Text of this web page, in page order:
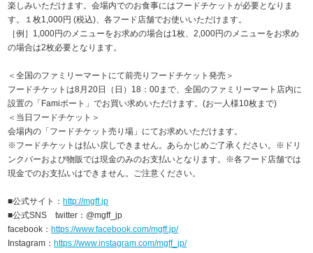
楽しみいただけます。会場内でのお食事にはフードチケットが必要となりま
す。１枚1,000円 (税込)、各フード店舗でお使いいただけます。
［例］1,000円のメニューをお求めの場合は1枚、2,000円のメニューをお求め
の場合は2枚必要となります。
＜全国のファミリーマートにて前売りフードチケット発売＞
フードチケットは8月20日（日）18：00まで、全国のファミリーマート店内に
設置の「Famiポート」でお買い求めいただけます。(お一人様10枚まで)
＜当日フードチケット＞
会場内の「フードチケット売り場」にてお求めいただけます。
※フードチケットは払い戻しできません。あらかじめご了承ください。※ドリ
ンクバーおよび物販では現金のみのお支払いとなります。※各フード店舗では
現金でのお支払いはできません。ご注意ください。
■公式サイト： http://mgff.jp
■公式SNS twitter：@mgff_jp
facebook： https://www.facebook.com/mgff.jp/
Instagram： https://www.instagram.com/mgff_jp/